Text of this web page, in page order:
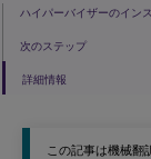
この記事は機械翻
ハイパーバイザーのイン
次のステップ
詳細情報